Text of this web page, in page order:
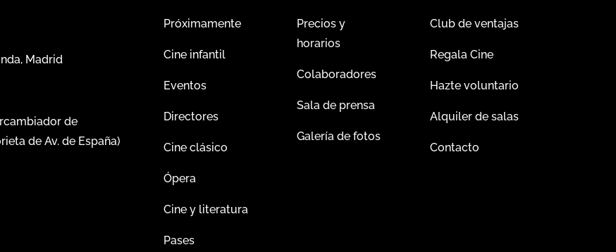
Madrid
de
de Av. de España)
Próximamente
Cine infantil
Eventos
Directores
Cine clásico
Ópera
Cine y literatura
Pases
Precios y
horarios
Colaboradores
Sala de prensa
Galería de fotos
Club de ventajas
Regala Cine
Hazte voluntario
Alquiler de salas
Contacto